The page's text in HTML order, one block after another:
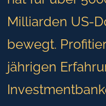
Milliarden US-
bewegt.
jährigen